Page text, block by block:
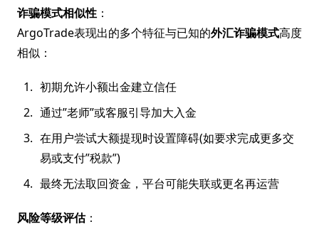
诈骗模式相似性 ：
ArgoTrade表现出的多个特征与已知的外汇诈骗模式高度
相似：
初期允许小额出金建立信任
通过”老师”或客服引导加大入金
在用户尝试大额提现时设置障碍(如要求完成更多交
易或支付”税款”)
最终无法取回资金，平台可能失联或更名再运营
风险等级评估：